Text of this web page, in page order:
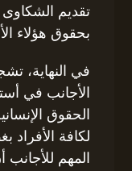
تقديم الشكاوى
بحقوق هؤلاء
في النهاية،
الأجانب في
الحقوق
لكافة
المهم للأجانب